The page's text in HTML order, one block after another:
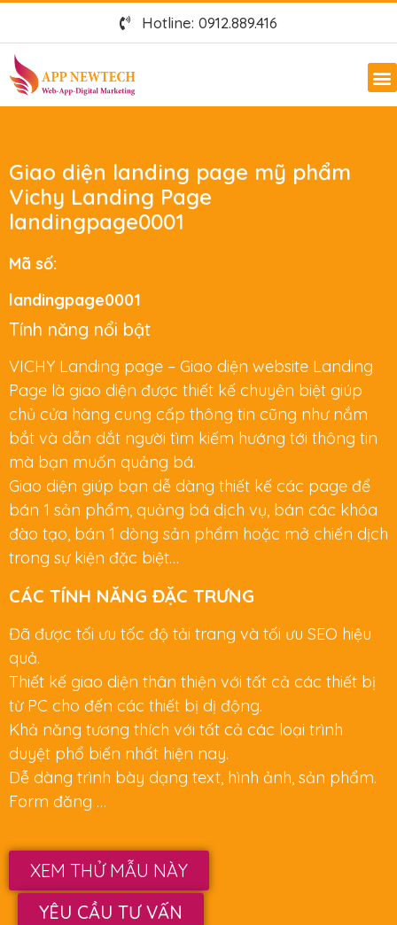
Hotline: 0912.889.416
Giao diện landing page mỹ phẩm
Vichy Landing Page
landingpage0001
Mã số:
landingpage0001
Tính năng nổi bật
VICHY Landing page – Giao diện website Landing
Page là giao diện được thiết kế chuyên biệt giúp
chủ cửa hàng cung cấp thông tin cũng như nắm
bắt và dẫn dắt người tìm kiếm hướng tới thông tin
mà bạn muốn quảng bá.
Giao diện giúp bạn dễ dàng thiết kế các page để
bán 1 sản phẩm, quảng bá dịch vụ, bán các khóa
đào tạo, bán 1 dòng sản phẩm hoặc mở chiến dịch
trong sự kiện đặc biệt…
CÁC TÍNH NĂNG ĐẶC TRƯNG
Đã được tối ưu tốc độ tải trang và tối ưu SEO hiệu
quả.
Thiết kế giao diện thân thiện với tất cả các thiết bị
từ PC cho đến các thiết bị dị động.
Khả năng tương thích với tất cả các loại trình
duyệt phổ biến nhất hiện nay.
Dễ dàng trình bày dạng text, hình ảnh, sản phẩm.
Form đăng …
XEM THỬ MẪU NÀY
YÊU CẦU TƯ VẤN